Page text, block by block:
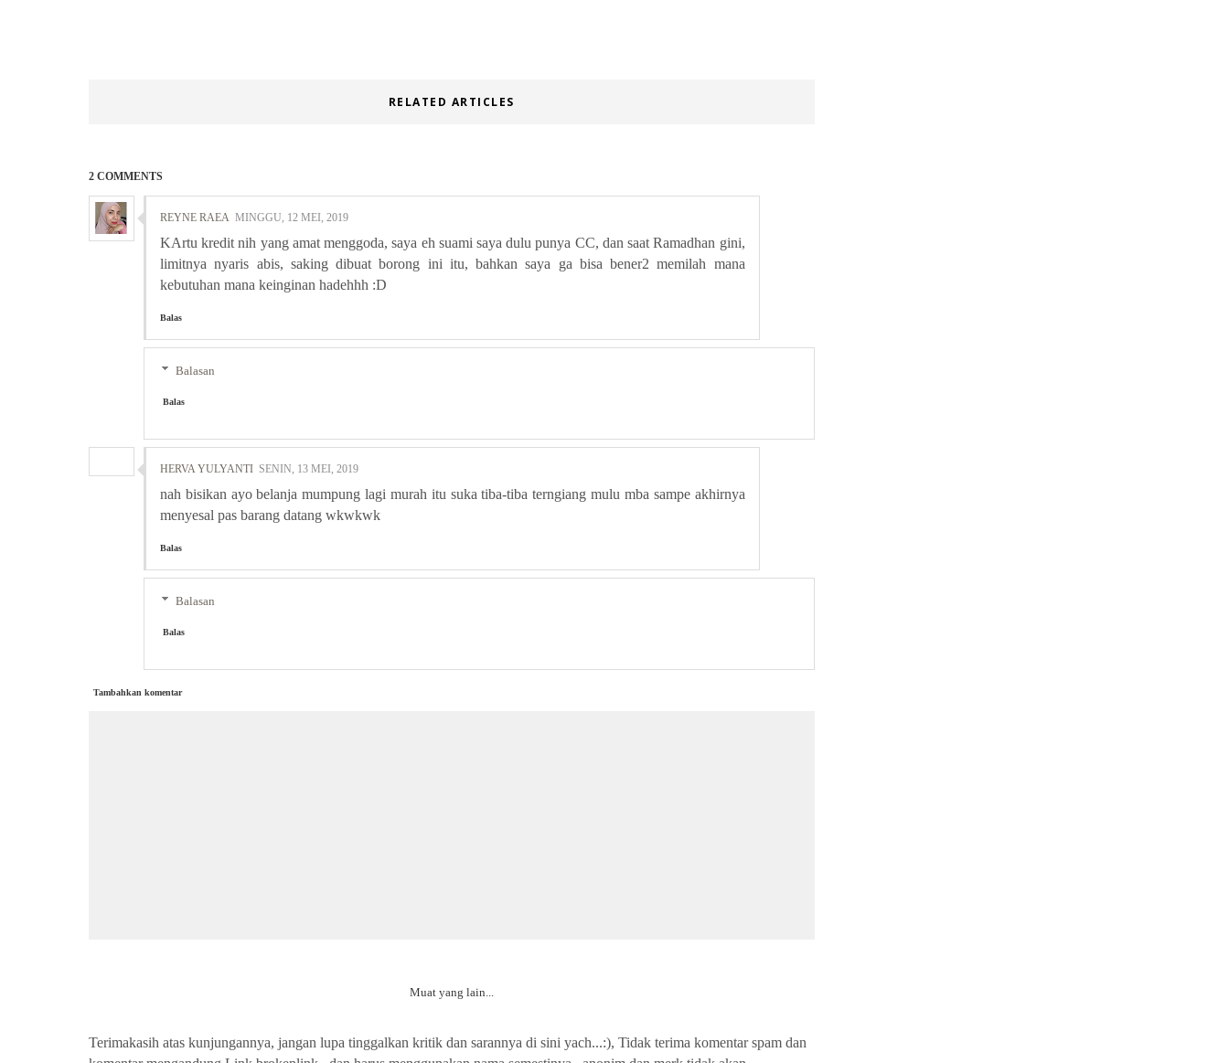
RELATED ARTICLES
2 COMMENTS
REYNE RAEA MINGGU, 12 MEI, 2019
KArtu kredit nih yang amat menggoda, saya eh suami saya dulu punya CC, dan saat Ramadhan gini,
limitnya nyaris abis, saking dibuat borong ini itu, bahkan saya ga bisa bener2 memilah mana
kebutuhan mana keinginan hadehhh :D
Balas
Balasan
Balas
HERVA YULYANTI SENIN, 13 MEI, 2019
nah bisikan ayo belanja mumpung lagi murah itu suka tiba-tiba terngiang mulu mba sampe akhirnya
menyesal pas barang datang wkwkwk
Balas
Balasan
Balas
Tambahkan komentar
Muat yang lain...
Terimakasih atas kunjungannya, jangan lupa tinggalkan kritik dan sarannya di sini yach...:), Tidak terima komentar spam dan